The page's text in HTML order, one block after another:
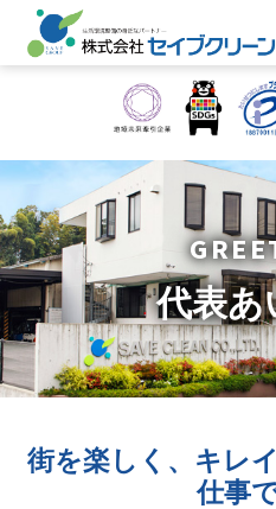
代表あ
街を楽しく、キレ
仕事